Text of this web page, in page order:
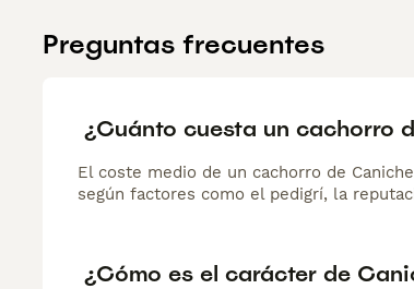
Preguntas frecuentes
¿Cuánto cuesta un cachorro
El coste medio de un cachorro de
según factores como el pedigrí, la
¿Cómo es el carácter de